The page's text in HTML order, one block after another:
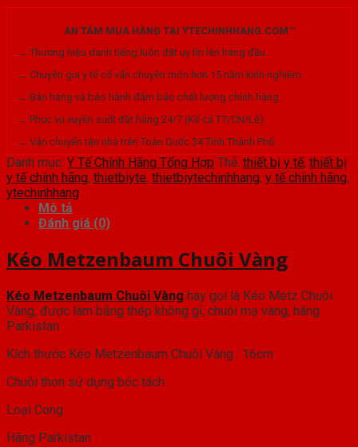
AN TÂM MUA HÀNG TẠI YTECHINHHANG.COM™
→ Thương hiệu danh tiếng luôn đặt uy tín lên hàng đầu.
→ Chuyên gia y tế cố vấn chuyên môn hơn 15 năm kinh nghiệm.
→ Bán hàng và bảo hành đảm bảo chất lượng chính hãng.
→ Phục vụ xuyên suốt đặt hàng 24/7 (Kể cả T7/CN/Lễ).
→ Vận chuyển tận nhà trên Toàn Quốc 34 Tỉnh Thành Phố.
Danh mục: Y Tế Chính Hãng Tổng Hợp Thẻ: thiết bị y tế, thiết bị
y tế chính hãng, thietbiyte, thietbiytechinhhang, y tế chính hãng,
ytechinhhang
Mô tả
Đánh giá (0)
Kéo Metzenbaum Chuôi Vàng
Kéo Metzenbaum Chuôi Vàng hay gọi là Kéo Metz Chuôi
Vàng, được làm bằng thép không gỉ, chuôi mạ vàng, hãng
Parkistan
Kích thước Kéo Metzenbaum Chuôi Vàng : 16cm
Chuôi thon sử dụng bóc tách
Loại Cong
Hãng Parkistan